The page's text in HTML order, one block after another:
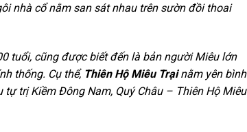
nhà cổ nằm san sát nhau trên sườn đồi thoai
tuổi, cũng được biết đến là bản người Miêu lớn
thống. Cụ thể, Thiên Hộ Miêu Trạinằm yên bình
trị Kiềm Đông Nam, Quý Châu – Thiên Hộ Miêu